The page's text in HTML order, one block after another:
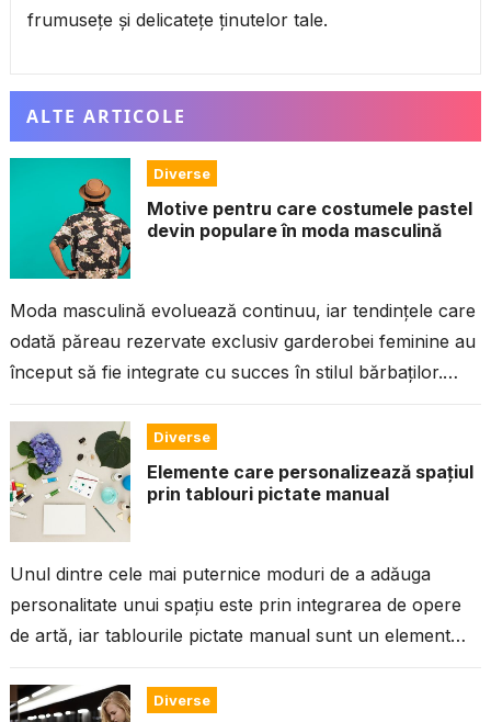
frumusețe și delicatețe ținutelor tale.
ALTE ARTICOLE
Diverse
Motive pentru care costumele pastel
devin populare în moda masculină
Moda masculină evoluează continuu, iar tendințele care
odată păreau rezervate exclusiv garderobei feminine au
început să fie integrate cu succes în stilul bărbaților.
Diverse
Elemente care personalizează spațiul
prin tablouri pictate manual
Unul dintre cele mai puternice moduri de a adăuga
personalitate unui spațiu este prin integrarea de opere
de artă, iar tablourile pictate manual sunt un element
Diverse